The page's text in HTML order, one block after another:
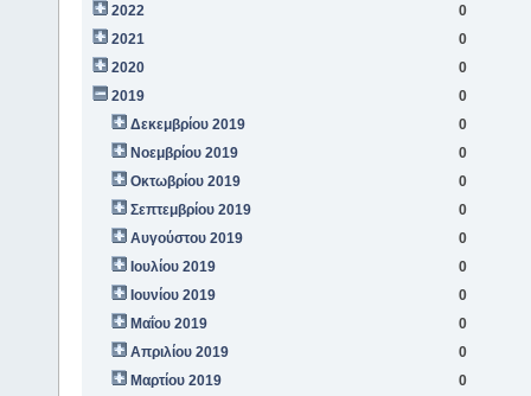
2022
0
2021
0
2020
0
2019
0
Δεκεμβρίου 2019
0
Νοεμβρίου 2019
0
Οκτωβρίου 2019
0
Σεπτεμβρίου 2019
0
Αυγούστου 2019
0
Ιουλίου 2019
0
Ιουνίου 2019
0
Μαΐου 2019
0
Απριλίου 2019
0
Μαρτίου 2019
0